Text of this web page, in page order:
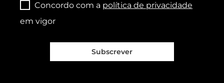
Concordo com a política de privacidade
em vigor
Subscrever